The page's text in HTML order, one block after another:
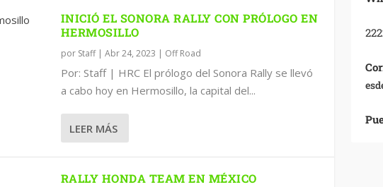
INICIÓ EL SONORA RALLY CON PRÓLOGO EN
HERMOSILLO
por Staff| Abr 24, 2023 | Off Road
Por: Staff | HRC El prólogo del Sonora Rally se llevó
a cabo hoy en Hermosillo, la capital del...
LEER MÁS
RALLY HONDA TEAM EN MÉXICO